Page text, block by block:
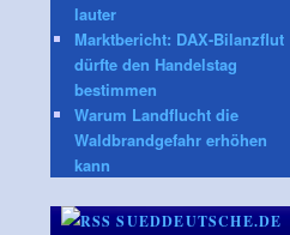
lauter
Marktbericht: DAX-Bilanzflut
dürfte den Handelstag
bestimmen
Warum Landflucht die
Waldbrandgefahr erhöhen
kann
SUEDDEUTSCHE.DE